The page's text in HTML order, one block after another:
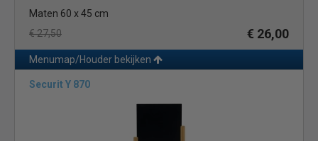
Maten 60 x 45 cm
€ 27,50
€ 26,00
Menumap/Houder bekijken
Securit Y 870